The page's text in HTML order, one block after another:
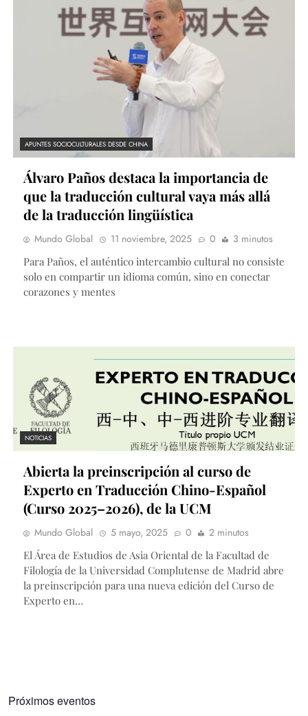
APUNTES SOCIOCULTURALES DESDE CHINA
Álvaro Paños destaca la importancia de
que la traducción cultural vaya más allá
de la traducción lingüística
Mundo Global 11 noviembre, 2025 0
3 minutos
Para Paños, el auténtico intercambio cultural no consiste
solo en compartir un idioma común, sino en conectar
corazones y mentes
NOTICIAS
Abierta la preinscripción al curso de
Experto en Traducción Chino-Español
(Curso 2025–2026), de la UCM
Mundo Global 5 mayo, 2025 0
2 minutos
El Área de Estudios de Asia Oriental de la Facultad de
Filología de la Universidad Complutense de Madrid abre
la preinscripción para una nueva edición del Curso de
Experto en…
Próximos eventos